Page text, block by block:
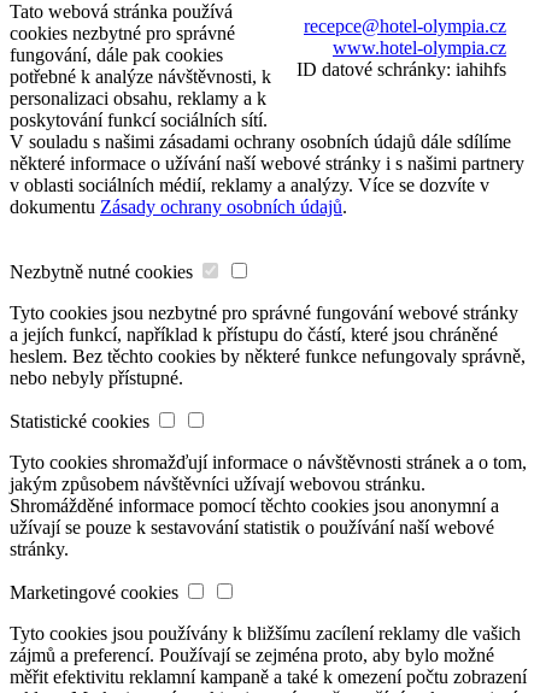
recepce@hotel-olympia.cz
www.hotel-olympia.cz
ID datové schránky: iahihfs
Tato webová stránka používá
cookies nezbytné pro správné
fungování, dále pak cookies
potřebné k analýze návštěvnosti, k
personalizaci obsahu, reklamy a k
poskytování funkcí sociálních sítí.
V souladu s našimi zásadami ochrany osobních údajů dále sdílíme
některé informace o užívání naší webové stránky i s našimi partnery
v oblasti sociálních médií, reklamy a analýzy. Více se dozvíte v
dokumentu Zásady ochrany osobních údajů.
Nezbytně nutné cookies
Tyto cookies jsou nezbytné pro správné fungování webové stránky
a jejích funkcí, například k přístupu do částí, které jsou chráněné
heslem. Bez těchto cookies by některé funkce nefungovaly správně,
nebo nebyly přístupné.
Statistické cookies
Tyto cookies shromažďují informace o návštěvnosti stránek a o tom,
jakým způsobem návštěvníci užívají webovou stránku.
Shromážděné informace pomocí těchto cookies jsou anonymní a
užívají se pouze k sestavování statistik o používání naší webové
stránky.
Marketingové cookies
Tyto cookies jsou používány k bližšímu zacílení reklamy dle vašich
zájmů a preferencí. Používají se zejména proto, aby bylo možné
měřit efektivitu reklamní kampaně a také k omezení počtu zobrazení